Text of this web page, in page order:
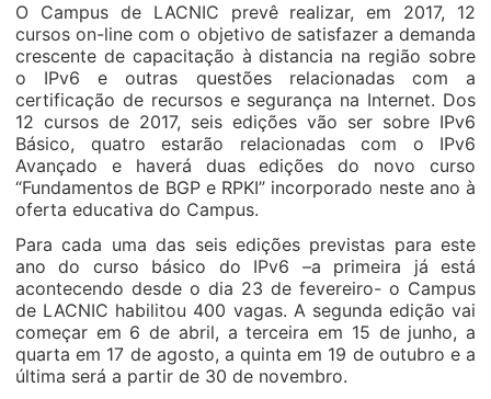
O Campus de LACNIC prevê realizar, em 2017, 12
cursos on-line com o objetivo de satisfazer a demanda
crescente de capacitação à distancia na região sobre
o IPv6 e outras questões relacionadas com a
certificação de recursos e segurança na Internet. Dos
12 cursos de 2017, seis edições vão ser sobre IPv6
Básico, quatro estarão relacionadas com o IPv6
Avançado e haverá duas edições do novo curso
“Fundamentos de BGP e RPKI” incorporado neste ano à
oferta educativa do Campus.
Para cada uma das seis edições previstas para este
ano do curso básico do IPv6 –a primeira já está
acontecendo desde o dia 23 de fevereiro- o Campus
de LACNIC habilitou 400 vagas. A segunda edição vai
começar em 6 de abril, a terceira em 15 de junho, a
quarta em 17 de agosto, a quinta em 19 de outubro e a
última será a partir de 30 de novembro.